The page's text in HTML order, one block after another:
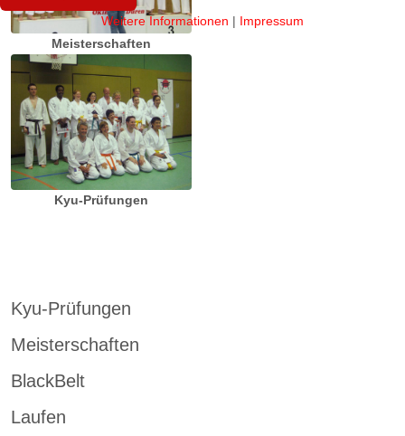
Meisterschaften
Kyu-Prüfungen
Kyu-Prüfungen
Meisterschaften
BlackBelt
Laufen
Weitere Informationen | Impressum